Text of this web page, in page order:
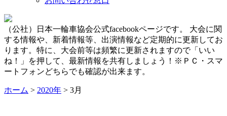
（公社）日本一輪車協会公式facebookページです。 大会に関
する情報や、新着情報等、出演情報など定期的に更新してお
ります。特に、大会前等は頻繁に更新されますので「いい
ね！」を押して、最新情報を共有しましょう！※ＰＣ・スマ
ートフォンどちらでも確認が出来ます。
ホーム > 2020年 > 3月